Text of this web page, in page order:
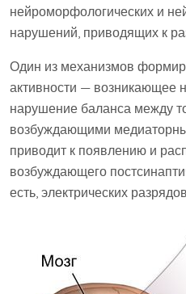
нейроморфологических и
нарушений, приводящих к
Один из механизмов
активности — возникающее
нарушение баланса между
возбуждающими
приводит к появлению и
возбуждающего
есть, электрических